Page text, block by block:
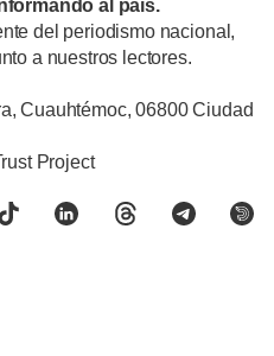
al país.
del periodismo nacional,
a nuestros lectores.
Cuauhtémoc, 06800 Ciudad
Project